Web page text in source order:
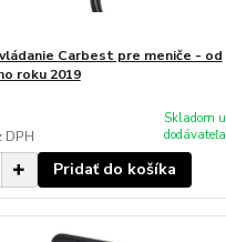
Carbest pre meniče - od
roku 2019
DPH
Skladom u
dodávateľa
Pridať do košíka